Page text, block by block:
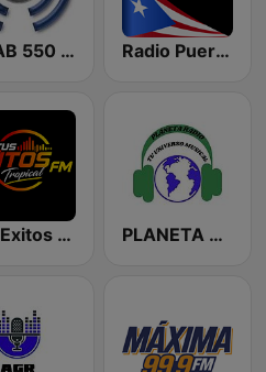
WPAB 550 AM Radio Puerto Rico PR
Tus Exitos FM Tropical PLANETA RADIO